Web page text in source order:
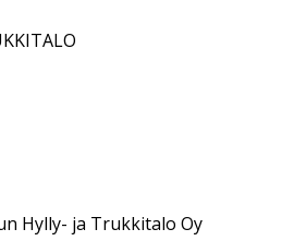
Hylly- ja Trukkitalo Oy